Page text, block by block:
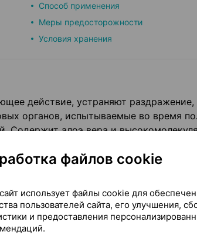
Способ применения
Меры предосторожности
Условия хранения
действие, устраняют
органов, испытываемые во время
Содержит алоэ вера и
липофильный экстракт алоэ вера,
файлов cookie
использует файлы cookie для
пользователей сайта, его улучшения,
и предоставления